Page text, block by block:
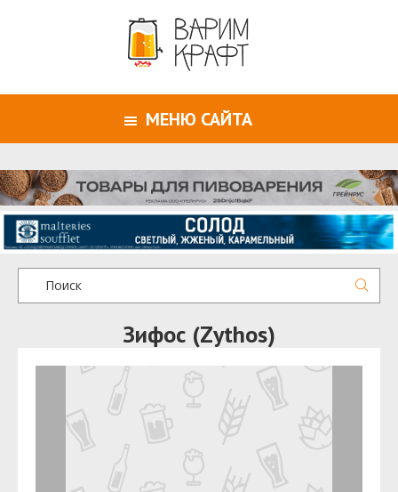
МЕНЮ САЙТА
Зифос (Zythos)